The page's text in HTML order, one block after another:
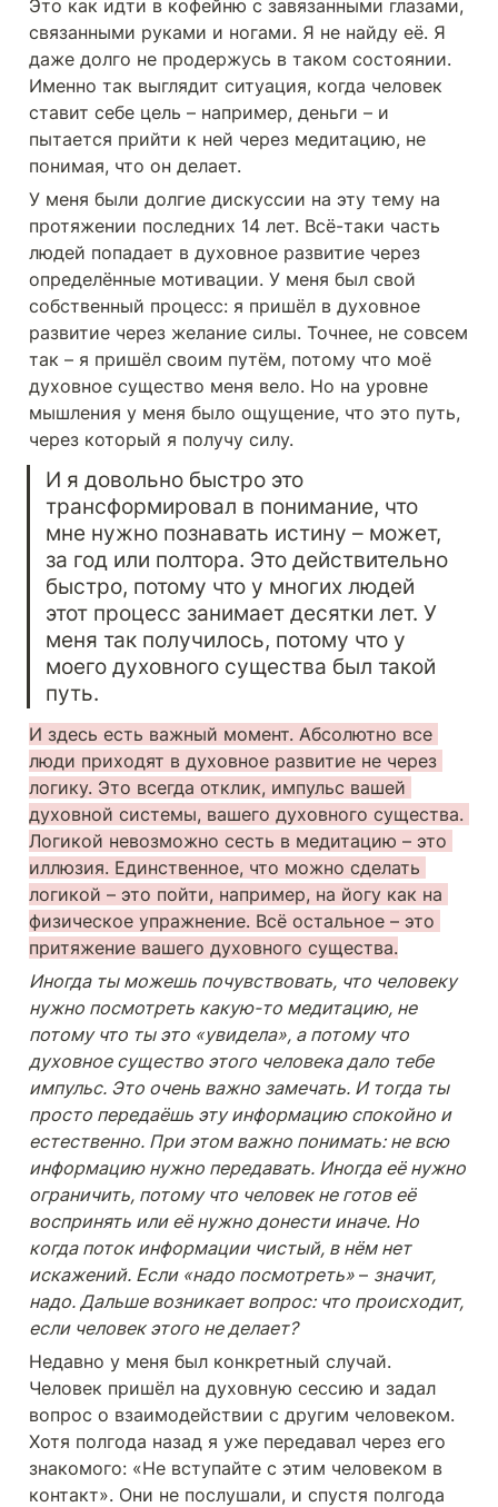
Это как идти в кофейню с завязанными глазами,
связанными руками и ногами. Я не найду её. Я
даже долго не продержусь в таком состоянии.
Именно так выглядит ситуация, когда человек
ставит себе цель – например, деньги – и
пытается прийти к ней через медитацию, не
понимая, что он делает.
У меня были долгие дискуссии на эту тему на
протяжении последних 14 лет. Всё-таки часть
людей попадает в духовное развитие через
определённые мотивации. У меня был свой
собственный процесс: я пришёл в духовное
развитие через желание силы. Точнее, не совсем
так – я пришёл своим путём, потому что моё
духовное существо меня вело. Но на уровне
мышления у меня было ощущение, что это путь,
через который я получу силу.
И я довольно быстро это
трансформировал в понимание, что
мне нужно познавать истину – может,
за год или полтора. Это действительно
быстро, потому что у многих людей
этот процесс занимает десятки лет. У
меня так получилось, потому что у
моего духовного существа был такой
путь.
И здесь есть важный момент. Абсолютно все
люди приходят в духовное развитие не через
логику. Это всегда отклик, импульс вашей
духовной системы, вашего духовного существа.
Логикой невозможно сесть в медитацию – это
иллюзия. Единственное, что можно сделать
логикой – это пойти, например, на йогу как на
физическое упражнение. Всё остальное – это
притяжение вашего духовного существа.
Иногда ты можешь почувствовать, что человеку
нужно посмотреть какую-то медитацию, не
потому что ты это «увидела», а потому что
духовное существо этого человека дало тебе
импульс. Это очень важно замечать. И тогда ты
просто передаёшь эту информацию спокойно и
естественно. При этом важно понимать: не всю
информацию нужно передавать. Иногда её нужно
ограничить, потому что человек не готов её
воспринять или её нужно донести иначе. Но
когда поток информации чистый, в нём нет
искажений. Если «надо посмотреть» – значит,
надо. Дальше возникает вопрос: что происходит,
если человек этого не делает?
Недавно у меня был конкретный случай.
Человек пришёл на духовную сессию и задал
вопрос о взаимодействии с другим человеком.
Хотя полгода назад я уже передавал через его
знакомого: «Не вступайте с этим человеком в
контакт». Они не послушали, и спустя полгода